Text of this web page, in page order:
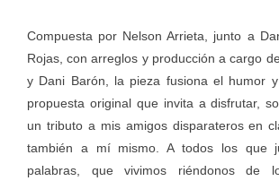
Compuesta por Nelson Arrieta, junto a
Rojas, con arreglos y producción a cargo
y Dani Barón, la pieza fusiona el humor
propuesta original que invita a disfrutar,
un tributo a mis amigos disparateros en
también a mí mismo. A todos los que
palabras, que vivimos riéndonos de